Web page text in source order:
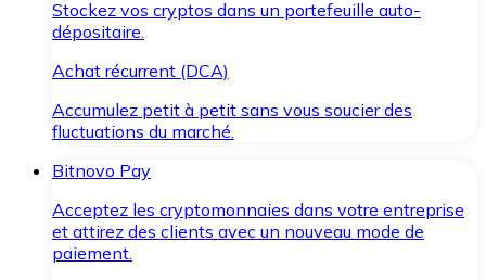
Stockez vos cryptos dans un portefeuille auto-
dépositaire.
Achat récurrent (DCA)
Accumulez petit à petit sans vous soucier des
fluctuations du marché.
Bitnovo Pay
Acceptez les cryptomonnaies dans votre entreprise
et attirez des clients avec un nouveau mode de
paiement.